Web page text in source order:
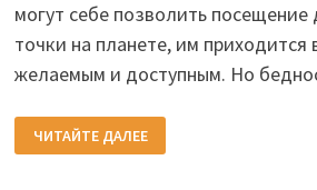
могут себе позволить
точки на планете, им
желаемым и доступным. Но
ДЕШЕВЫЕ
СТРАНЫ
ДЛЯ
ЧИТАЙТЕ ДАЛЕЕ